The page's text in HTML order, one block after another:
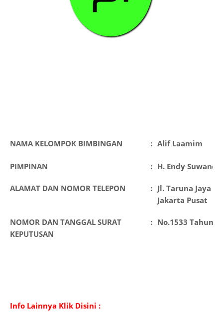
NAMA KELOMPOK BIMBINGAN : Alif Laamim
PIMPINAN : H. Endy Suwandi,
ALAMAT DAN NOMOR TELEPON : Jl. Taruna Jaya II
Jakarta Pusat
NOMOR DAN TANGGAL SURAT
KEPUTUSAN
: No.1533 Tahun
Info Lainnya Klik Disini :